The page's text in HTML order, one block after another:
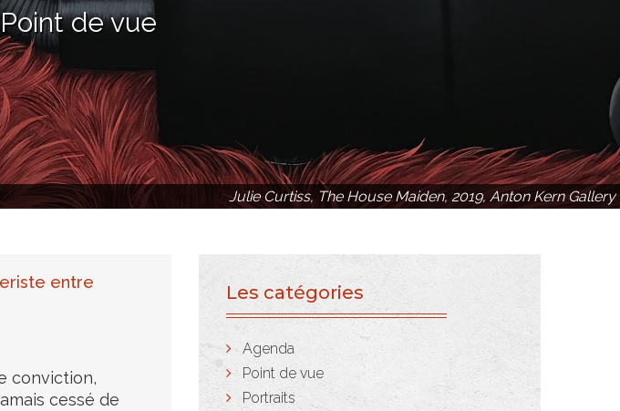
de vue
Julie Curtiss, The House Maiden, 2019, Anton Kern Gallery
entre
conviction,
cessé de
Les catégories
Agenda
Point de vue
Portraits